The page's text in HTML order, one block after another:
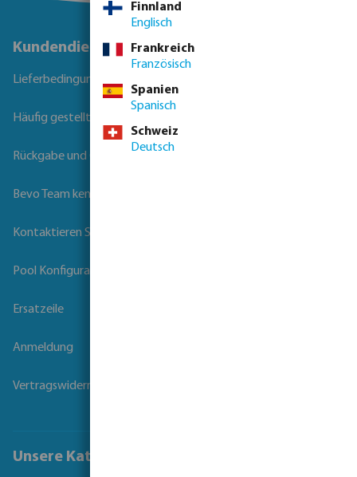
Kundendienst
Lieferbedingungen
Häufig gestellte Fragen
Rückgabe und Garantie
Bevo Team kennenlernen
Kontaktieren Sie uns
Pool Konfigurator
Ersatzeile
Anmeldung
Vertragswiderruf
Unsere Kataloge
Finnland
Englisch
Frankreich
Französisch
Spanien
Spanisch
Schweiz
Deutsch